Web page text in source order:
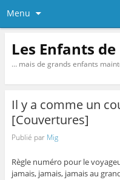
Menu
Les Enfants de
… mais de grands enfants
Il y a comme un
[Couvertures]
Publié par Mig
Règle numéro pour le
jamais, jamais, jamais au